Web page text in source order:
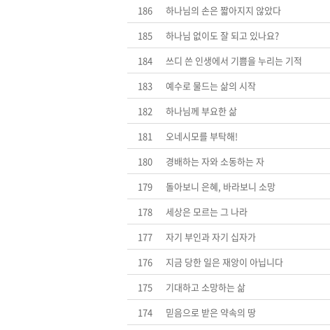
186 하나님의 손은 짧아지지 않았다
185
하나님 없이도 잘 되고 있나요?
184
쓰디 쓴 인생에서 기쁨을 누리는 기적
183
예수로 물드는 삶의 시작
182
하나님께 부요한 삶
181
오네시모를 부탁해!
180
경배하는 자와 소동하는 자
179
돌아보니 은혜, 바라보니 소망
178
세상은 모르는 그 나라
177
자기 부인과 자기 십자가
176
지금 당한 일은 재앙이 아닙니다
175
기대하고 소망하는 삶
174
믿음으로 받은 약속의 땅